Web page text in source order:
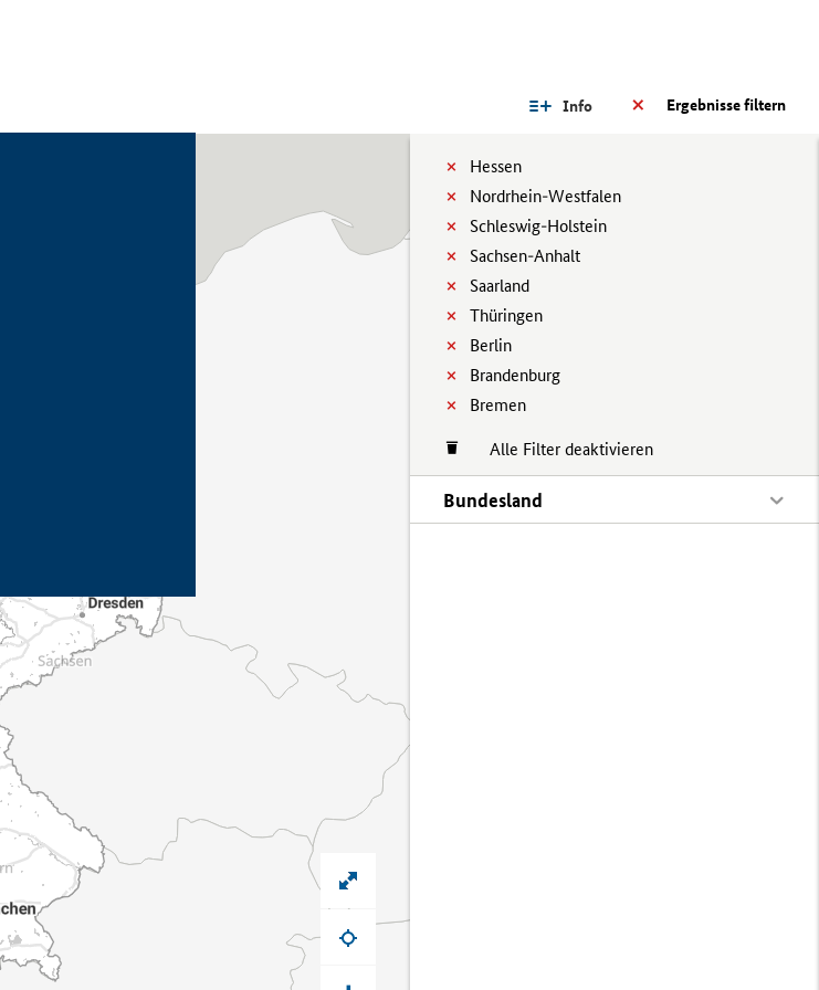
Ergebnisse filtern
Info
Hessen
Nordrhein-Westfalen
Schleswig-Holstein
Sachsen-Anhalt
Saarland
Thüringen
Berlin
Brandenburg
Bremen
Alle Filter deaktivieren
Bundesland